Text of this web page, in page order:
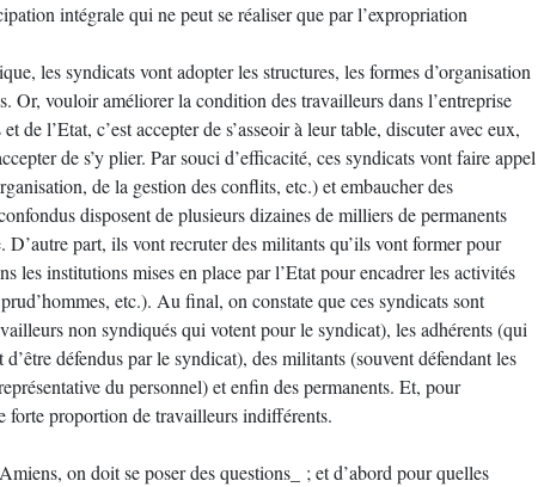
intégrale qui ne peut se réaliser que par l’expropriation
les syndicats vont adopter les structures, les formes d’organisation
Or, vouloir améliorer la condition des travailleurs dans l’entreprise
de l’Etat, c’est accepter de s’asseoir à leur table, discuter avec eux,
de s’y plier. Par souci d’efficacité, ces syndicats vont faire appel
de la gestion des conflits, etc.) et embaucher des
disposent de plusieurs dizaines de milliers de permanents
part, ils vont recruter des militants qu’ils vont former pour
les institutions mises en place par l’Etat pour encadrer les activités
etc.). Au final, on constate que ces syndicats sont
non syndiqués qui votent pour le syndicat), les adhérents (qui
défendus par le syndicat), des militants (souvent défendant les
du personnel) et enfin des permanents. Et, pour
forte proportion de travailleurs indifférents.
on doit se poser des questions_ ; et d’abord pour quelles